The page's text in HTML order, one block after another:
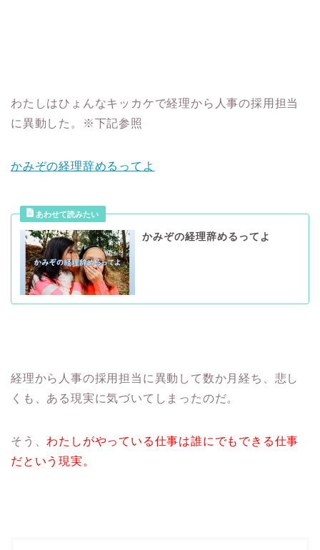
わたしはひょんなキッカケで経理から人事の採用担当
に異動した。※下記参照
かみぞの経理辞めるってよ
かみぞの経理辞めるってよ
経理から人事の採用担当に異動して数か月経ち、悲し
くも、ある現実に気づいてしまったのだ。
そう、 わたしがやっている仕事は誰にでもできる仕事
だという現実。